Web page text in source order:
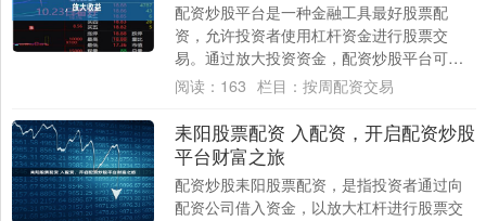
配资炒股平台是一种金融工具最好股票配
资，允许投资者使用杠杆资金进行股票交
易。通过放大投资资金，配资炒股平台可以
帮助投资者获得更高的潜在收益。 股票配债
阅读： 163 栏目： 按周配资交易
耒阳股票配资 入配资，开启配资炒股
平台财富之旅
配资炒股耒阳股票配资，是指投资者通过向
配资公司借入资金，以放大杠杆进行股票交